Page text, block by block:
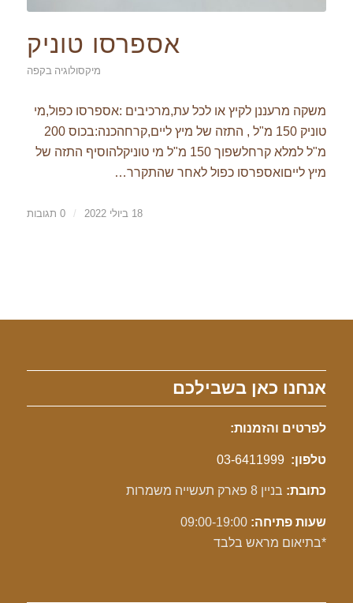
אספרסו טוניק
מיקסולוגיה בקפה
משקה מרעננן לקיץ או לכל עת,מרכיבים :אספרסו כפול,מי
טוניק 150 מ"ל , התזה של מיץ ליים,קרחהכנה:בכוס 200
מ"ל למלא קרחלשפוך 150 מ"ל מי טוניקלהוסיף התזה של
מיץ לייםואספרסו כפול לאחר שהתקרר…
18 ביולי 2022 / 0 תגובות
אנחנו כאן בשבילכם
לפרטים והזמנות:
טלפון: 03-6411999
כתובת: בניין 8 פארק תעשייה משמרות
שעות פתיחה:
*בתיאום מראש בלבד